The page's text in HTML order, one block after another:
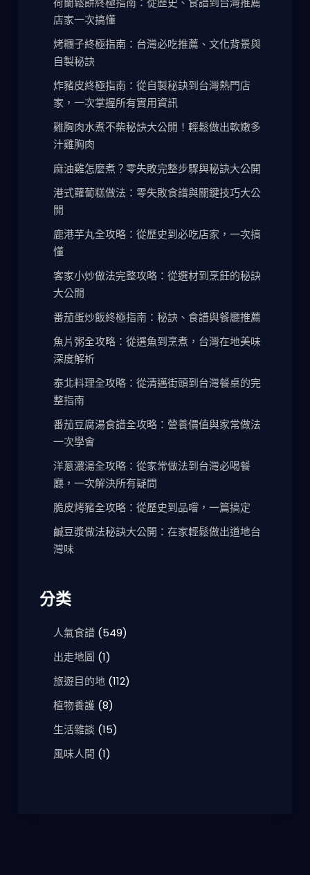
店家一次搞懂
烤糰子終極指南：台灣必吃推薦、文化背景與
自製秘訣
炸豬皮終極指南：從自製秘訣到台灣熱門店
家，一次掌握所有實用資訊
雞胸肉水煮不柴秘訣大公開！輕鬆做出軟嫩多
汁雞胸肉
麻油雞怎麼煮？零失敗完整步驟與秘訣大公開
港式蘿蔔糕做法：零失敗食譜與關鍵技巧大公
開
鹿港芋丸全攻略：從歷史到必吃店家，一次搞
懂
客家小炒做法完整攻略：從選材到烹飪的秘訣
大公開
番茄蛋炒飯終極指南：秘訣、食譜與餐廳推薦
魚片粥全攻略：從選魚到烹煮，台灣在地美味
深度解析
泰北料理全攻略：從清邁街頭到台灣餐桌的完
整指南
番茄豆腐湯食譜全攻略：營養價值與家常做法
一次學會
洋蔥濃湯全攻略：從家常做法到台灣必喝餐
廳，一次解決所有疑問
脆皮烤豬全攻略：從歷史到品嚐，一篇搞定
鹹豆漿做法秘訣大公開：在家輕鬆做出道地台
灣味
分类
人氣食譜(549)
出走地圖 (1)
旅遊目的地(112)
植物養護(8)
生活雜談 (15)
風味人間 (1)